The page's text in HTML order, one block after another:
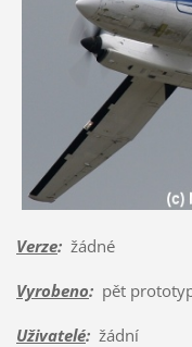
Verze:žádné
Vyrobeno:pět
Uživatelé:žádní